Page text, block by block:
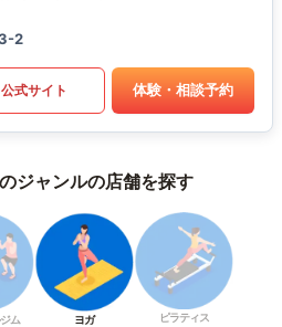
2
公式サイト 体験・相談予約
ジャンルの店舗を探す
ム ヨガ ピラティス